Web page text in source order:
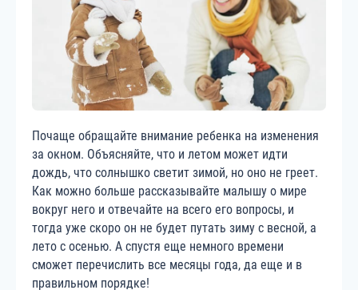
Почаще обращайте внимание ребенка на изменения
за окном. Объясняйте, что и летом может идти
дождь, что солнышко светит зимой, но оно не греет.
Как можно больше рассказывайте малышу о мире
вокруг него и отвечайте на всего его вопросы, и
тогда уже скоро он не будет путать зиму с весной, а
лето с осенью. А спустя еще немного времени
сможет перечислить все месяцы года, да еще и в
правильном порядке!